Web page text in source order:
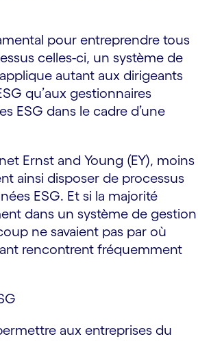
pour entreprendre tous
celles-ci, un système de
autant aux dirigeants
qu’aux gestionnaires
ESG dans le cadre d’une
Ernst and Young (EY), moins
ainsi disposer de processus
ESG. Et si la majorité
dans un système de gestion
ne savaient pas par où
rencontrent fréquemment
aux entreprises du